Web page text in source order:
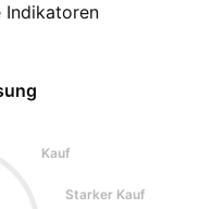
Indikatoren
Kauf
Starker Kauf